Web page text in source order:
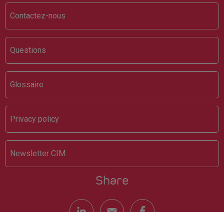
Contactez-nous
Questions
Glossaire
Privacy policy
Newsletter CIM
Share